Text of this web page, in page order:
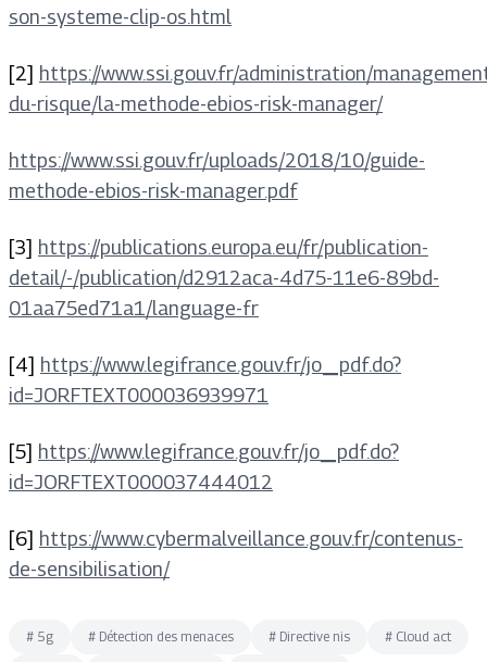
son-systeme-clip-os.html
[2] https://www.ssi.gouv.fr/administration/
du-risque/la-methode-ebios-risk-manager/
https://www.ssi.gouv.fr/uploads/2018/10/guide-
methode-ebios-risk-manager.pdf
[3] https://publications.europa.eu/fr/publication-
detail/-/publication/d2912aca-4d75-11e6-89bd-
01aa75ed71a1/language-fr
[4] https://www.legifrance.gouv.fr/jo_pdf.do?
id=JORFTEXT000036939971
[5] https://www.legifrance.gouv.fr/jo_pdf.do?
id=JORFTEXT000037444012
[6] https://www.cybermalveillance.gouv.fr/contenus-
de-sensibilisation/
# 5g # Détection des menaces # Directive nis # Cloud act